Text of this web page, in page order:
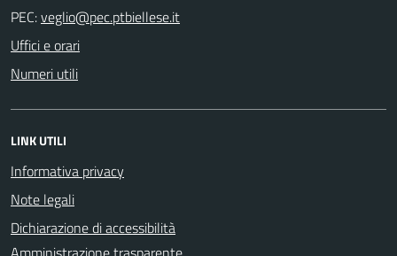
PEC:
Uffici e orari
Numeri utili
LINK UTILI
Informativa privacy
Note legali
Dichiarazione di accessibilità